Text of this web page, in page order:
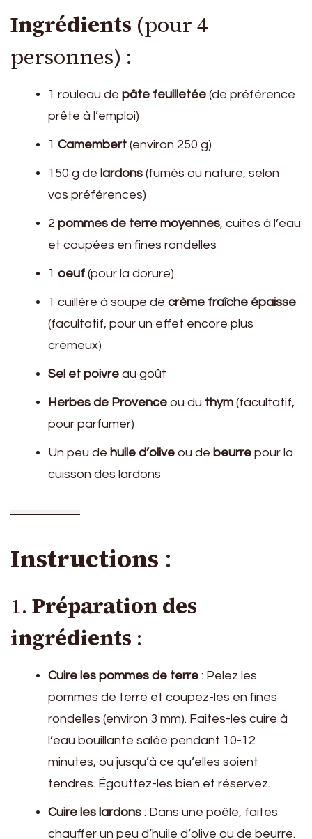
Ingrédients (pour 4
personnes) :
1 rouleau de pâte feuilletée (de préférence
prête à l’emploi)
1 Camembert (environ 250 g)
150 g de lardons (fumés ou nature, selon
vos préférences)
2 pommes de terre moyennes, cuites à l’eau
et coupées en fines rondelles
1 oeuf (pour la dorure)
1 cuillère à soupe de crème fraîche épaisse
(facultatif, pour un effet encore plus
crémeux)
Sel et poivre au goût
Herbes de Provence ou du thym (facultatif,
pour parfumer)
Un peu de huile d’olive ou de beurre pour la
cuisson des lardons
Instructions :
1. Préparation des
ingrédients :
Cuire les pommes de terre : Pelez les
pommes de terre et coupez-les en fines
rondelles (environ 3 mm). Faites-les cuire à
l’eau bouillante salée pendant 10-12
minutes, ou jusqu’à ce qu’elles soient
tendres. Égouttez-les bien et réservez.
Cuire les lardons : Dans une poêle, faites
chauffer un peu d’huile d’olive ou de beurre.